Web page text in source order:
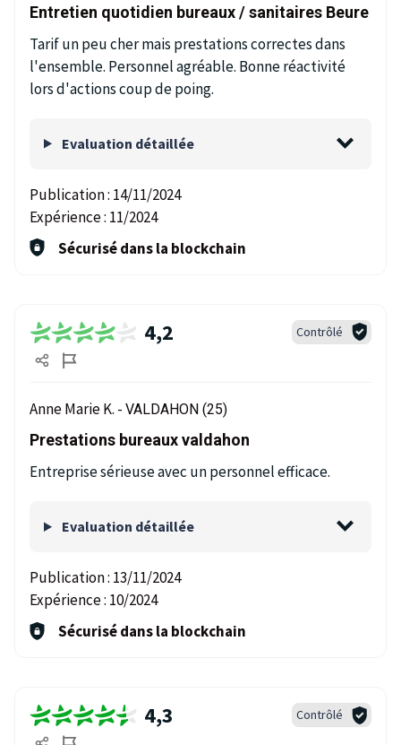
Entretien quotidien bureaux / sanitaires Beure
Tarif un peu cher mais prestations correctes dans
l'ensemble. Personnel agréable. Bonne réactivité
lors d'actions coup de poing.
Evaluation détaillée
Publication : 14/11/2024
Expérience : 11/2024
Sécurisé dans la blockchain
4,2 Contrôlé
Anne Marie K. - VALDAHON (25)
Prestations bureaux valdahon
Entreprise sérieuse avec un personnel efficace.
Evaluation détaillée
Publication : 13/11/2024
Expérience : 10/2024
Sécurisé dans la blockchain
4,3 Contrôlé